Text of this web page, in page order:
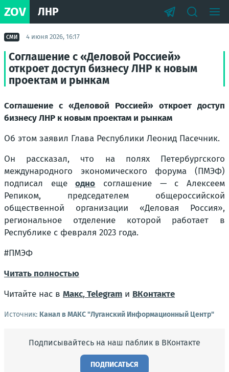
ZOV ЛНР
СМИ 4 июня 2026, 16:17
Соглашение с «Деловой Россией»
откроет доступ бизнесу ЛНР к новым
проектам и рынкам
Соглашение с «Деловой Россией» откроет доступ
бизнесу ЛНР к новым проектам и рынкам
Об этом заявил Глава Республики Леонид Пасечник.
Он рассказал, что на полях Петербургского
международного экономического форума (ПМЭФ)
подписал ещеодно соглашение — с Алексеем
Репиком, председателем общероссийской
общественной организации «Деловая Россия»,
региональное отделение которой работает в
Республике с февраля 2023 года.
#ПМЭФ
Читать полностью
Читайте нас в Макс,Telegram и ВКонтакте
Источник: Канал в МАКС "Луганский Информационный Центр"
Подписывайтесь на наш паблик в ВКонтакте
ПОДПИСАТЬСЯ